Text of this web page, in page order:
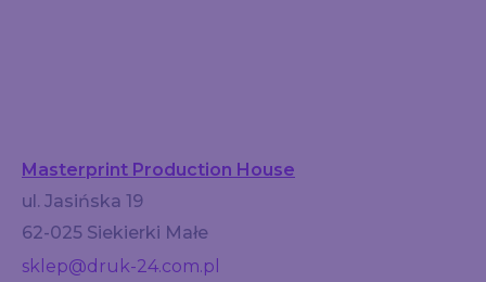
Masterprint Production House
ul. Jasińska 19
62-025 Siekierki Małe
sklep@druk-24.com.pl